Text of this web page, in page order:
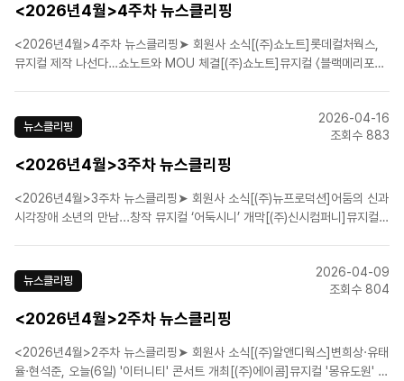
<2026년4월>4주차 뉴스클리핑
<2026년4월>4주차 뉴스클리핑➤ 회원사 소식[(주)쇼노트]롯데컬처웍스,
뮤지컬 제작 나선다…쇼노트와 MOU 체결[(주)쇼노트]뮤지컬 〈블랙메리포핀
년 만의 귀환…"Kon·김종구·김경수·황민..
뉴스클리핑
2026-04-16
조회수 883
<2026년4월>3주차 뉴스클리핑
<2026년4월>3주차 뉴스클리핑➤ 회원사 소식[(주)뉴프로덕션]어둠의 신과
시각장애 소년의 만남...창작 뮤지컬 ‘어둑시니’ 개막[(주)신시컴퍼니]뮤지컬
니]뮤지컬 ‘베토벤’, 1차 티켓 전석 매..
뉴스클리핑
2026-04-09
조회수 804
<2026년4월>2주차 뉴스클리핑
<2026년4월>2주차 뉴스클리핑➤ 회원사 소식[(주)알앤디웍스]변희상·유태
율·현석준, 오늘(6일) '이터니티' 콘서트 개최[(주)에이콤]뮤지컬 '몽유도원' 샤